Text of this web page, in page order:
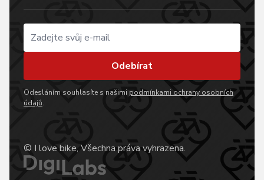
Odebírat
Odesláním souhlasíte s našimi podmínkami ochrany osobních
údajů.
© I love bike, Všechna práva vyhrazena.